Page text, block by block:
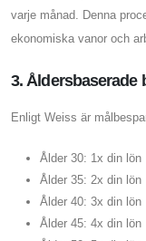
varje månad. Denna
ekonomiska vanor och
3. Åldersbaserade
Enligt Weiss är
Ålder 30: 1x din lön
Ålder 35: 2x din lön
Ålder 40: 3x din lön
Ålder 45: 4x din lön